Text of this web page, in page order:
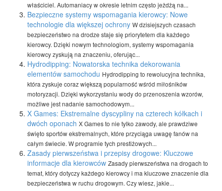
właściciel. Automaniacy w okresie letnim często jeżdżą na...
Bezpieczne systemy wspomagania kierowcy: Nowe
technologie dla większej ochrony W dzisiejszych czasach
bezpieczeństwo na drodze staje się priorytetem dla każdego
kierowcy. Dzięki nowym technologiom, systemy wspomagania
kierowcy zyskują na znaczeniu, oferując...
Hydrodipping: Nowatorska technika dekorowania
elementów samochodu Hydrodipping to rewolucyjna technika,
która zyskuje coraz większą popularność wśród miłośników
motoryzacji. Dzięki wykorzystaniu wody do przenoszenia wzorów,
możliwe jest nadanie samochodowym...
X Games: Ekstremalne dyscypliny na czterech kółkach i
dwóch oponach X Games to nie tylko zawody, ale prawdziwe
święto sportów ekstremalnych, które przyciąga uwagę fanów na
całym świecie. W programie tych prestiżowych...
Zasady pierwszeństwa i przepisy drogowe: Kluczowe
informacje dla kierowców Zasady pierwszeństwa na drogach to
temat, który dotyczy każdego kierowcy i ma kluczowe znaczenie dla
bezpieczeństwa w ruchu drogowym. Czy wiesz, jakie...